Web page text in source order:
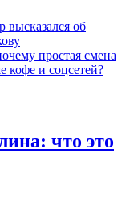
высказался об
простая смена
кофе и соцсетей?
что это